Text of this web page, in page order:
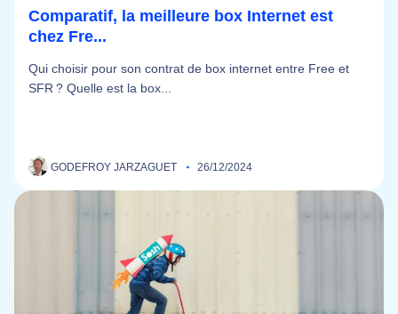
Comparatif, la meilleure box Internet est
chez Fre...
Qui choisir pour son contrat de box internet entre Free et
SFR ? Quelle est la box...
GODEFROY JARZAGUET 26/12/2024